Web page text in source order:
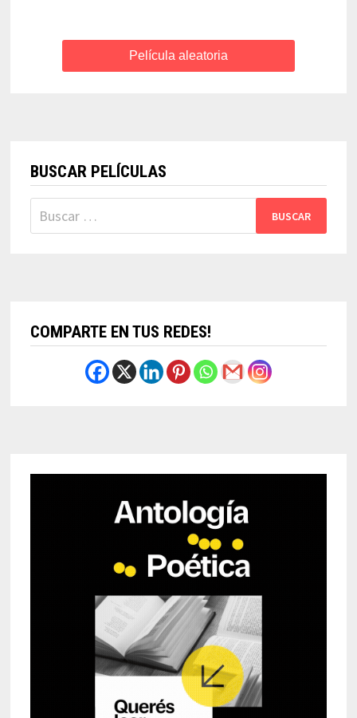
Película aleatoria
BUSCAR PELÍCULAS
Buscar:
COMPARTE EN TUS REDES!